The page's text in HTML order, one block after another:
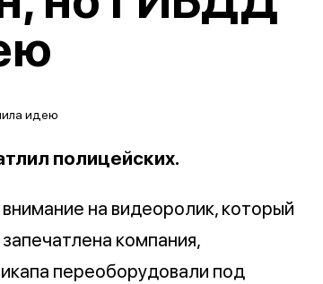
полицейских.
на видеоролик, который
компания,
переоборудовали под